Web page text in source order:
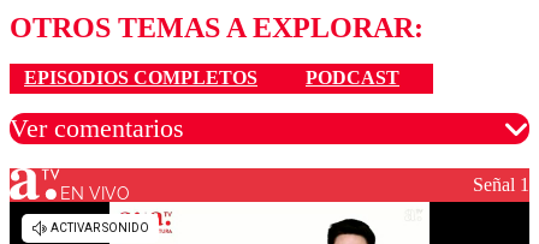
OTROS TEMAS A EXPLORAR:
EPISODIOS COMPLETOS PODCAST
Ver comentarios
Los comentarios son moderados para garantizar un
diálogo respetuoso.
EN VIVO Señal 1